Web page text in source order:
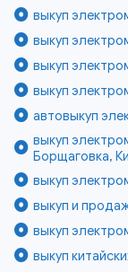
выкуп
выкуп
выкуп
выкуп
автовыкуп
выкуп
Борщаговка,
выкуп
выкуп и
выкуп
выкуп